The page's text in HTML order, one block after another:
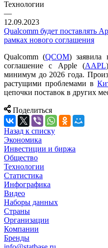
Технологии
—
12.09.2023
Qualcomm будет поставлять
рамках нового соглашения
Qualcomm (QCOM) заявила
соглашение с Apple (AAPL
минимум до 2026 года.
растущими проблемами в
цепочки поставок в других
Поделиться
Назад к списку
Экономика
Инвестиции и биржа
Общество
Технологии
Cтатистика
Инфографика
Видео
Наборы данных
Страны
Организации
Компании
Бренды